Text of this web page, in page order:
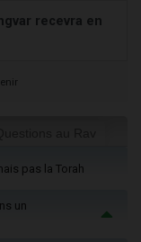
recevra en
pas la Torah
un